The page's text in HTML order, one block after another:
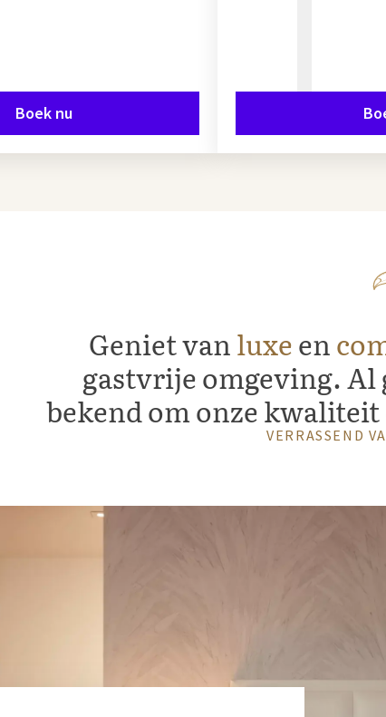
Boek nu
Geniet vanluxeen
gastvrije omgeving. Al
bekend om onze
VERRASSEND